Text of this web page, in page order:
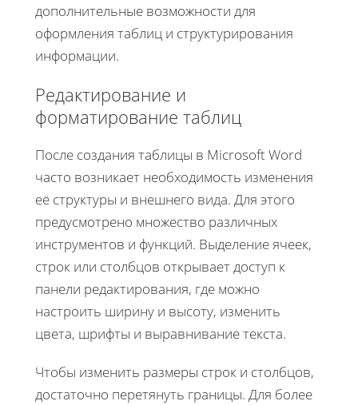
дополнительные возможности для
оформления таблиц и структурирования
информации.
Редактирование и
форматирование таблиц
После создания таблицы в Microsoft Word
часто возникает необходимость изменения
её структуры и внешнего вида. Для этого
предусмотрено множество различных
инструментов и функций. Выделение ячеек,
строк или столбцов открывает доступ к
панели редактирования, где можно
настроить ширину и высоту, изменить
цвета, шрифты и выравнивание текста.
Чтобы изменить размеры строк и столбцов,
достаточно перетянуть границы. Для более